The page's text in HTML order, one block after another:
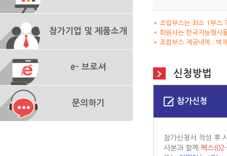
참가기업 및 제품소개
e- 브로셔
문의하기
* 조립부스는 최소 1부스
* 회원사는 한국지능형사
* 조립부스 제공내역 : 벽
신청방법
참가신청
참가신청서 작성 후
사본과 함께 팩스